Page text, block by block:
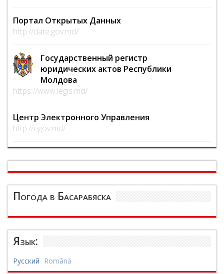
Портал Открытых Данных
http://date.gov.md/
Государственный регистр
юридических актов Республики
Молдова
https://www.legis.md/
Центр Электронного Управления
http://egov.md/
Погода в Басарабяска
Язык:
Русский Română